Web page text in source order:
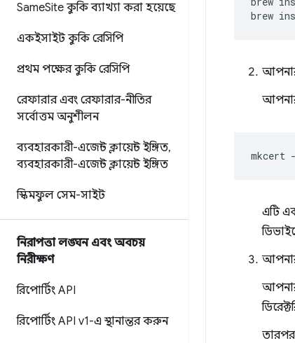
SameSite কুকি ব্যাখ্যা করা হয়েছে
একইসাইট কুকি রেসিপি
প্রথম পক্ষের কুকি রেসিপি
রেফারার এবং রেফারার-নীতির
সর্বোত্তম অনুশীলন
ব্যবহারকারী-এজেন্ট ক্লায়েন্ট ইঙ্গিত,
ব্যবহারকারী-এজেন্ট ক্লায়েন্ট ইঙ্গিত
স্কিমফুল সেম-সাইট
নিরাপত্তা লঙ্ঘন এবং অবচয়
নিরীক্ষণ
রিপোর্টিং API
রিপোর্টিং API v1-এ স্থানান্তর করুন
brew
আপনার
mkcert
এটি
আপনার